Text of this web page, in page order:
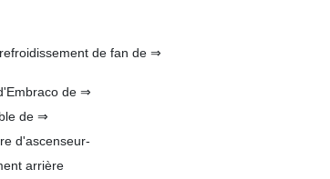
de fan de ⇒
de ⇒
de ⇒
d'ascenseur-
arrière